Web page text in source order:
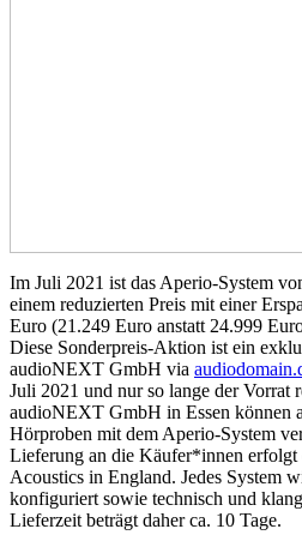
Im Juli 2021 ist das Aperio-System
einem reduzierten Preis mit einer
Euro (21.249 Euro anstatt 24.999
Diese Sonderpreis-Aktion ist ein
audioNEXT GmbH via
Juli 2021 und nur so lange der Vorrat
audioNEXT GmbH in Essen können
Hörproben mit dem Aperio-System
Lieferung an die Käufer*innen
Acoustics in England. Jedes System
konfiguriert sowie technisch und
Lieferzeit beträgt daher ca. 10 Tage.